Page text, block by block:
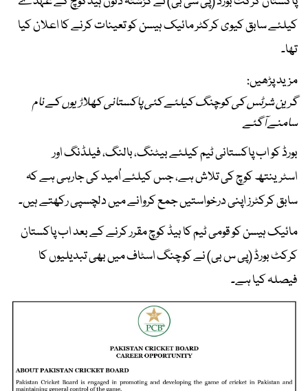
کیلئے سابق کیوی کرکٹر مائیک ہیسن کو تعینات کرنے کا اعلان کیا
تھا۔
مزید پڑھیں:
گرین شرٹس کی کوچنگ کیلئے کئی پاکستانی کھلاڑیوں کے نام
سامنے آگئے
بورڈ کو اب پاکستانی ٹیم کیلئے بیٹنگ، بالنگ، فیلڈنگ اور
اسٹرینتھ کوچ کی تلاش ہے، جس کیلئے اُمید کی جارہی ہے کہ
سابق کرکٹرز اپنی درخواستیں جمع کروانے میں دلچسپی رکھتے ہیں۔
مائیک ہیسن کو قومی ٹیم کا ہیڈ کوچ مقرر کرنے کے بعد اب پاکستان
کرکٹ بورڈ (پی س بی) نے کوچنگ اسٹاف میں بھی تبدیلیوں کا
فیصلہ کیا ہے۔